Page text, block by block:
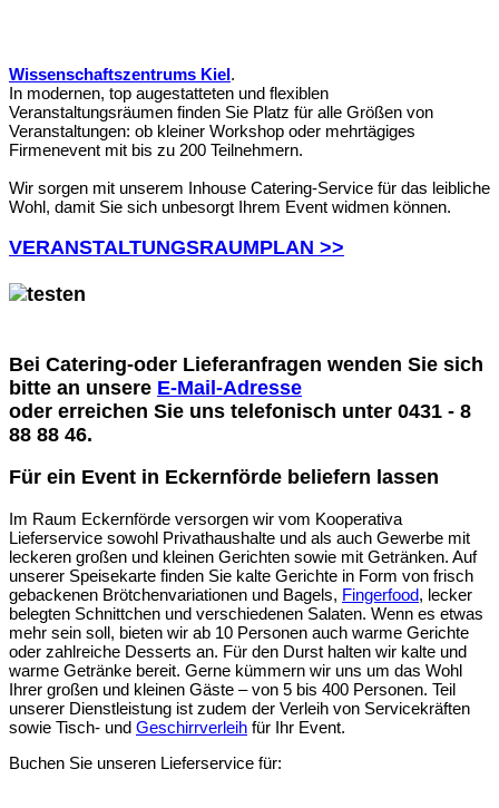
Wissenschaftszentrums Kiel.
In modernen, top augestatteten und flexiblen
Veranstaltungsräumen finden Sie Platz für alle Größen von
Veranstaltungen: ob kleiner Workshop oder mehrtägiges
Firmenevent mit bis zu 200 Teilnehmern.
Wir sorgen mit unserem Inhouse Catering-Service für das leibliche
Wohl, damit Sie sich unbesorgt Ihrem Event widmen können.
VERANSTALTUNGSRAUMPLAN >>
Bei Catering-oder Lieferanfragen wenden Sie sich
bitte an unsere E-Mail-Adresse
oder erreichen Sie uns telefonisch unter 0431 - 8
88 88 46.
Für ein Event in Eckernförde beliefern lassen
Im Raum Eckernförde versorgen wir vom Kooperativa
Lieferservice sowohl Privathaushalte und als auch Gewerbe mit
leckeren großen und kleinen Gerichten sowie mit Getränken. Auf
unserer Speisekarte finden Sie kalte Gerichte in Form von frisch
gebackenen Brötchenvariationen und Bagels, Fingerfood, lecker
belegten Schnittchen und verschiedenen Salaten. Wenn es etwas
mehr sein soll, bieten wir ab 10 Personen auch warme Gerichte
oder zahlreiche Desserts an. Für den Durst halten wir kalte und
warme Getränke bereit. Gerne kümmern wir uns um das Wohl
Ihrer großen und kleinen Gäste – von 5 bis 400 Personen. Teil
unserer Dienstleistung ist zudem der Verleih von Servicekräften
sowie Tisch- und Geschirrverleih für Ihr Event.
Buchen Sie unseren Lieferservice für: